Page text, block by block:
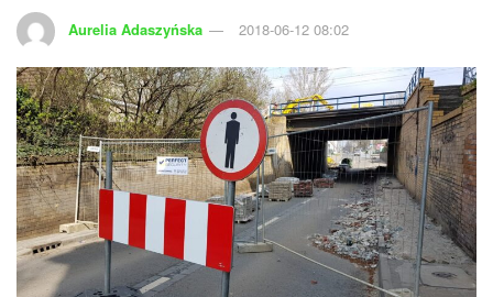
Aurelia Adaszyńska 2018-06-12 08:02